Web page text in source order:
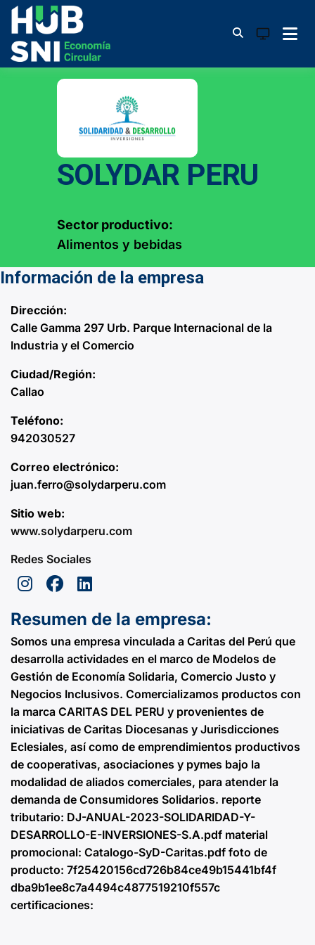
Skip
content
Circular
System
SOLYDAR PERU
Sector productivo:
Alimentos y bebidas
Información de la empresa
Dirección:
Calle Gamma 297 Urb. Parque Internacional de la
Industria y el Comercio
Ciudad/Región:
Callao
Teléfono:
942030527
Correo electrónico:
juan.ferro@solydarperu.com
Sitio web:
www.solydarperu.com
Redes Sociales
Resumen de la empresa:
Somos una empresa vinculada a Caritas del Perú que
desarrolla actividades en el marco de Modelos de
Gestión de Economía Solidaria, Comercio Justo y
Negocios Inclusivos. Comercializamos productos con
la marca CARITAS DEL PERU y provenientes de
iniciativas de Caritas Diocesanas y Jurisdicciones
Eclesiales, así como de emprendimientos productivos
de cooperativas, asociaciones y pymes bajo la
modalidad de aliados comerciales, para atender la
demanda de Consumidores Solidarios. reporte
tributario: DJ-ANUAL-2023-SOLIDARIDAD-Y-
DESARROLLO-E-INVERSIONES-S.A.pdf material
promocional: Catalogo-SyD-Caritas.pdf foto de
producto: 7f25420156cd726b84ce49b15441bf4f
dba9b1ee8c7a4494c4877519210f557c
certificaciones: